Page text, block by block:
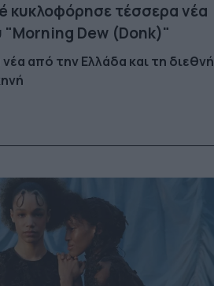
κυκλοφόρησε τέσσερα νέα
"Morning Dew (Donk)"
από την Ελλάδα και τη διεθνή